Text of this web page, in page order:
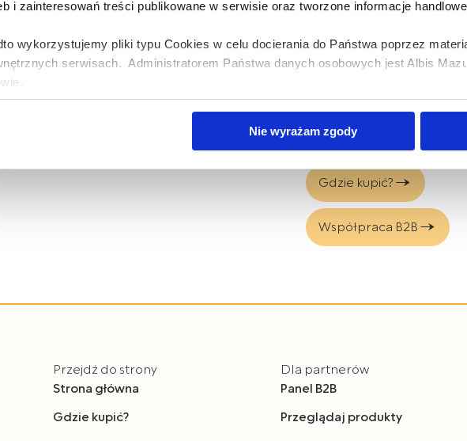
i zainteresowań treści publikowane w serwisie oraz tworzone informacje
wykorzystujemy pliki typu Cookies w celu docierania do Państwa poprzez
serwisach. Administratorem Państwa danych osobowych jest Albis
informacji oraz uzyskiwania dostępu do tych informacji oraz zasady
wyrażają Państwo zgodę na przetwarzanie Państwa danych w powyższych
zgodę”. Jeżeli nie wyrażają Państwo zgody na wykorzystanie Państwa
typu Cookies, prosimy o wybór opcji „Nie wyrażam zgody”.
Nie wyrażam zgodyKOD EAN: 5907644004829
Gdzie kupić?
Współpraca B2B
Przejdź do strony
Strona główna
Gdzie kupić?
Dla partnerów
Panel B2B
Przeglądaj produkty